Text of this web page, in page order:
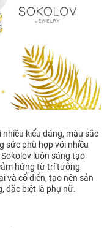
nhiều kiểu dáng, màu sắc
sức phù hợp với nhiều
luôn sáng tạo
hứng từ trí tưởng
và cổ điển, tạo nên sản
đặc biệt là phụ nữ.